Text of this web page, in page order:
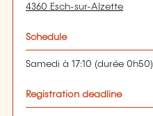
4360 Esch-sur-Alzette
Schedule
Samedi à 17:10 (durée 0h50)
Registration deadline